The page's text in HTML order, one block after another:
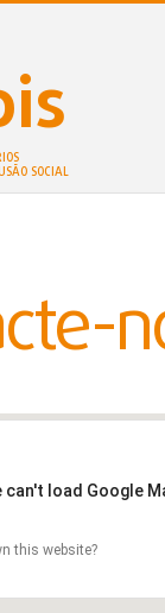
SOCIAL
can't load Google
this website?